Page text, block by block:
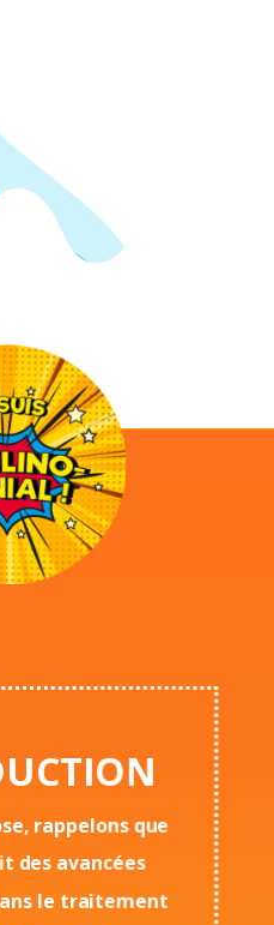
rappelons que
des avancées
le traitement